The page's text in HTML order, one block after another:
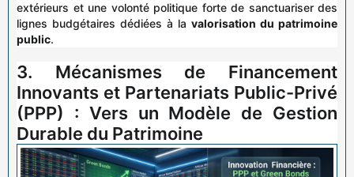
extérieurs et une volonté politique forte de sanctuariser des
lignes budgétaires dédiées à la valorisation du patrimoine
public.
3. Mécanismes de Financement
Innovants et Partenariats Public-Privé
(PPP) : Vers un Modèle de Gestion
Durable du Patrimoine